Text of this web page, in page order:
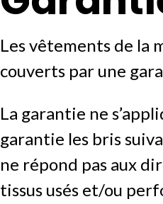
Les vêtements de la
couverts par une
La garantie ne
garantie les bris
ne répond pas aux
tissus usés et/ou